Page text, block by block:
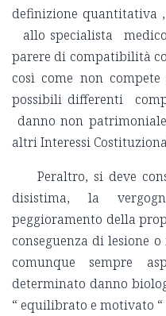
definizione quantitativa
allo specialista
parere di compatibilità
così come non
possibili differenti
danno non
altri Interessi
Peraltro, si deve
disistima, la
peggioramento della
conseguenza di lesione
comunque sempre
determinato danno
“ equilibrato e motivato